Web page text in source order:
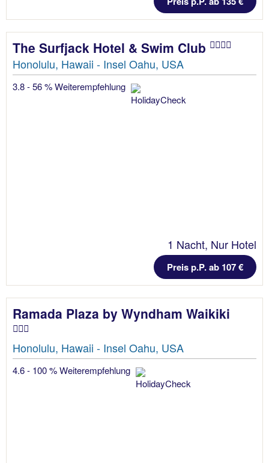
The Surfjack Hotel & Swim Club
Honolulu, Hawaii - Insel Oahu, USA
3.8 - 56 % Weiterempfehlung
1 Nacht, Nur Hotel
Preis p.P. ab 107 €
Ramada Plaza by Wyndham Waikiki
Honolulu, Hawaii - Insel Oahu, USA
4.6 - 100 % Weiterempfehlung